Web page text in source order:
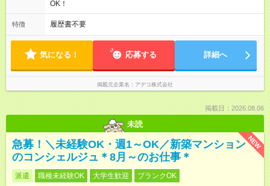
OK！
特徴 履歴書不要
気になる！ 応募する 詳細へ
掲載元企業名 アデコ株式会社
掲載日：2026.08.06
未読
NEW
急募！＼未経験OK・週1～OK／新築マンション
のコンシェルジュ＊8月～のお仕事＊
派遣 職種未経験OK 大学生歓迎
ブランクOK